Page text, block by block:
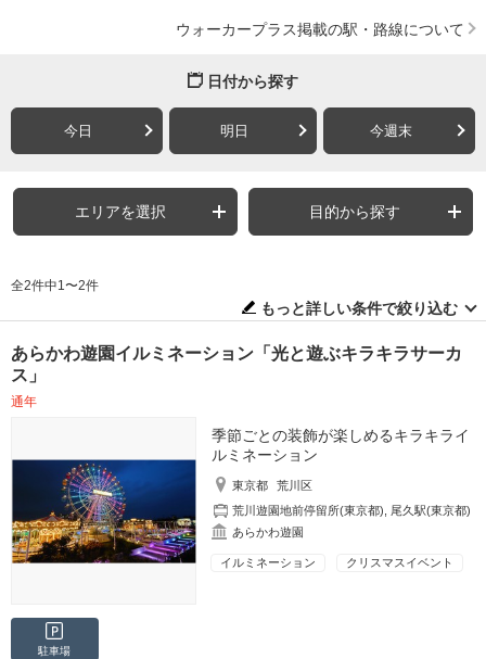
ウォーカープラス掲載の駅・路線について
日付から探す
今日 明日 今週末
エリアを選択 目的から探す
全2件中1〜2件
もっと詳しい条件で絞り込む
あらかわ遊園イルミネーション「光と遊ぶキラキラサーカ
ス」
通年
季節ごとの装飾が楽しめるキラキライ
ルミネーション
東京都
荒川区
荒川遊園地前停留所(東京都)
尾久駅(東京都)
あらかわ遊園
イルミネーション クリスマスイベント
駐車場